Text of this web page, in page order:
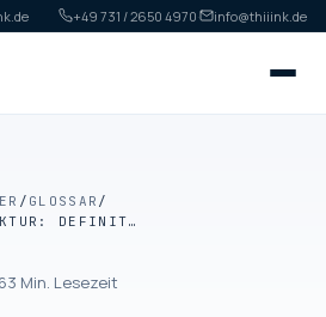
+49 731 / 2650 4970· info@thiiink.de
/ GLOSSAR /
UNTERNEHMENSARCHITEKTUR: DEFINITION & ERKLÄRUNG — GLOSSAR
3 Min. Lesezeit